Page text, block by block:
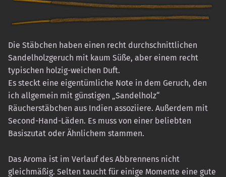
Die Stäbchen haben einen recht durchschnittlichen
Sandelholzgeruch mit kaum Süße, aber einem recht
typischen holzig-weichen Duft.
Es steckt eine eigentümliche Note in dem Geruch, den
ich allgemein mit günstigen „Sandelholz“
Räucherstäbchen aus Indien assoziiere. Außerdem mit
Second-Hand-Läden. Es muss von einer beliebten
Basiszutat oder Ähnlichem stammen.
Das Aroma ist im Verlauf des Abbrennens nicht
gleichmäßig. Selten taucht für einige Momente eine gute